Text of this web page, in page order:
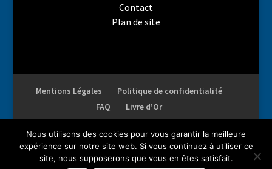
Contact
Plan de site
Mentions Légales
Politique de confidentialité
FAQ
Livre d’Or
Nous utilisons des cookies pour vous garantir la meilleure
expérience sur notre site web. Si vous continuez à utiliser ce
site, nous supposerons que vous en êtes satisfait.